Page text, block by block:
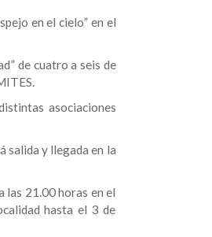
en el cielo” en el
de cuatro a seis de
asociaciones
salida y llegada en la
las 21.00 horas en el
hasta el 3 de